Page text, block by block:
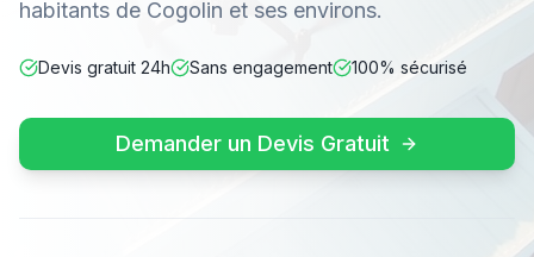
habitants de Cogolin et ses environs.
Devis gratuit 24h Sans engagement 100% sécurisé
Demander un Devis Gratuit